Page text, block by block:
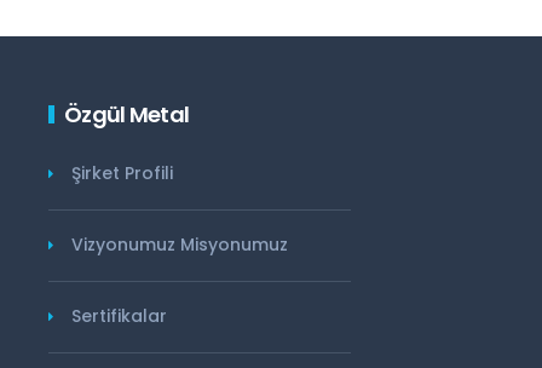
Özgül Metal
Şirket Profili
Vizyonumuz Misyonumuz
Sertifikalar